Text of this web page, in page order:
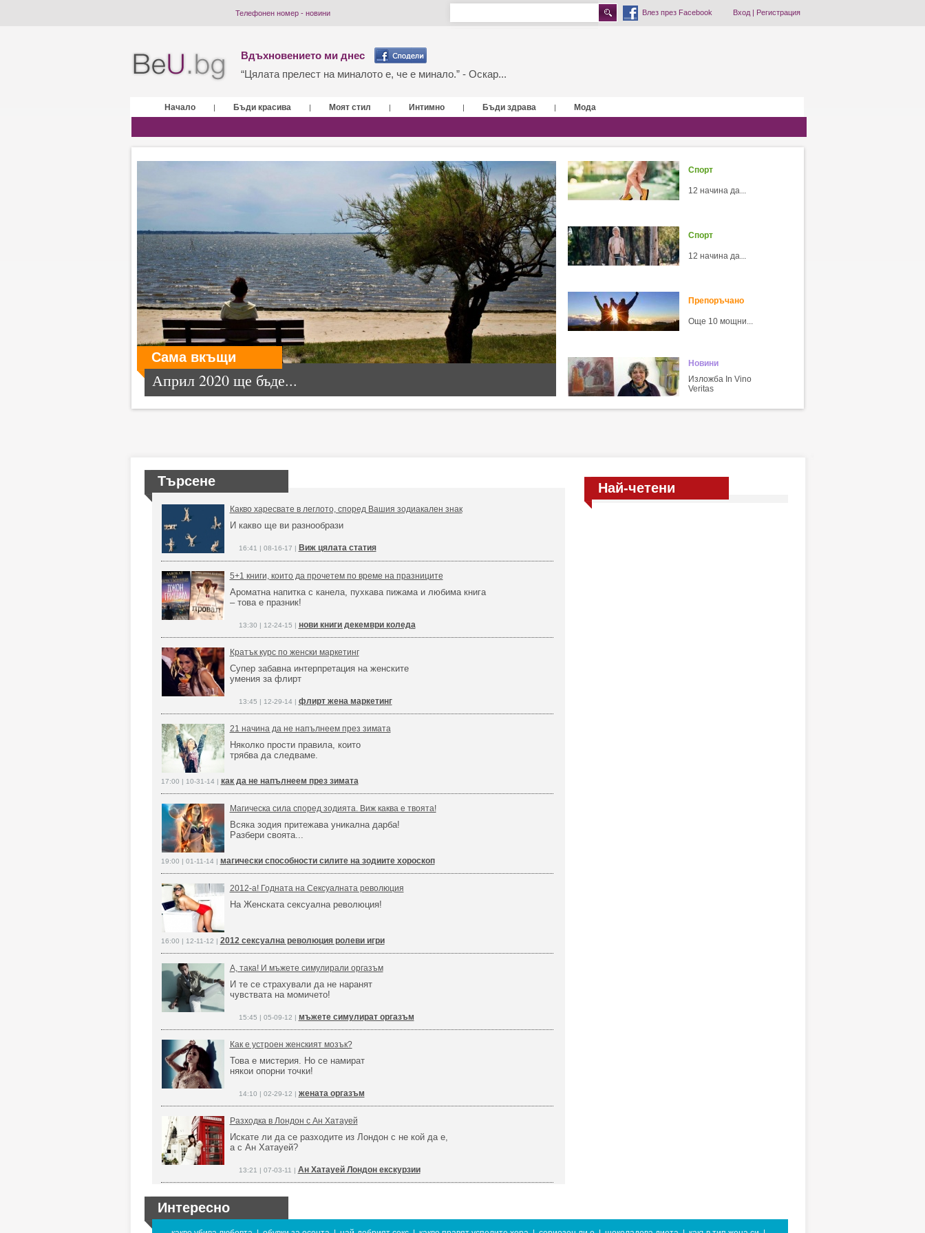
Телефонен номер - новини Влез през Facebook Вход| Регистрация
Вдъхновението ми днес
“Цялата прелест на миналото е, че е минало.” - Оскар...
Начало | Бъди красива | Моят стил | Интимно | Бъди здрава | Мода
Сама вкъщи
Април 2020 ще бъде...
Спорт
12 начина да...
Спорт
12 начина да...
Препоръчано
Още 10 мощни...
Новини
Изложба In Vino
Veritas
Търсене
Какво харесвате в леглото, според Вашия зодиакален знак
И какво ще ви разнообрази
16:41 | 08-16-17 | Виж цялата статия
5+1 книги, които да прочетем по време на празниците
Ароматна напитка с канела, пухкава пижама и любима книга
– това е празник!
13:30 | 12-24-15 | нови книги декември коледа
Кратък курс по женски маркетинг
Супер забавна интерпретация на женските
умения за флирт
13:45 | 12-29-14 | флирт жена маркетинг
21 начина да не напълнеем през зимата
Няколко прости правила, които
трябва да следваме.
17:00 | 10-31-14 | как да не напълнеем през зимата
Магическа сила според зодията. Виж каква е твоята!
Всяка зодия притежава уникална дарба!
Разбери своята...
19:00 | 01-11-14 | магически способности силите на зодиите хороскоп
2012-а! Годната на Сексуалната революция
На Женската сексуална революция!
16:00 | 12-11-12 | 2012 сексуална революция ролеви игри
А, така! И мъжете симулирали оргазъм
И те се страхували да не наранят
чувствата на момичето!
15:45 | 05-09-12 | мъжете симулират оргазъм
Как е устроен женският мозък?
Това е мистерия. Но се намират
някои опорни точки!
14:10 | 02-29-12 | жената оргазъм
Разходка в Лондон с Ан Хатауей
Искате ли да се разходите из Лондон с не кой да е,
а с Ан Хатауей?
13:21 | 07-03-11 | Ан Хатауей Лондон екскурзии
Най-четени
Интересно